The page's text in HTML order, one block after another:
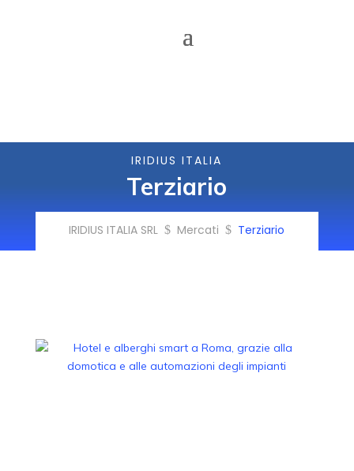
IRIDIUS ITALIA
Terziario
IRIDIUS ITALIA SRL $ Mercati $ Terziario